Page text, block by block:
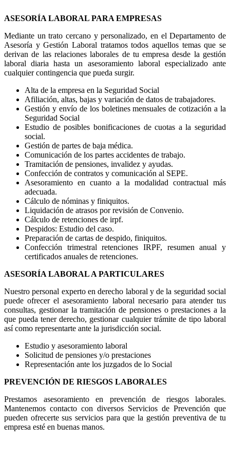
ASESORÍA LABORAL PARA EMPRESAS
Mediante un trato cercano y personalizado, en el Departamento de
Asesoría y Gestión Laboral tratamos todos aquellos temas que se
derivan de las relaciones laborales de tu empresa desde la gestión
laboral diaria hasta un asesoramiento laboral especializado ante
cualquier contingencia que pueda surgir.
Alta de la empresa en la Seguridad Social
Afiliación, altas, bajas y variación de datos de trabajadores.
Gestión y envío de los boletines mensuales de cotización a la
Seguridad Social
Estudio de posibles bonificaciones de cuotas a la seguridad
social.
Gestión de partes de baja médica.
Comunicación de los partes accidentes de trabajo.
Tramitación de pensiones, invalidez y ayudas.
Confección de contratos y comunicación al SEPE.
Asesoramiento en cuanto a la modalidad contractual más
adecuada.
Cálculo de nóminas y finiquitos.
Liquidación de atrasos por revisión de Convenio.
Cálculo de retenciones de irpf.
Despidos: Estudio del caso.
Preparación de cartas de despido, finiquitos.
Confección trimestral retenciones IRPF, resumen anual y
certificados anuales de retenciones.
ASESORÍA LABORAL A PARTICULARES
Nuestro personal experto en derecho laboral y de la seguridad social
puede ofrecer el asesoramiento laboral necesario para atender tus
consultas, gestionar la tramitación de pensiones o prestaciones a la
que pueda tener derecho, gestionar cualquier trámite de tipo laboral
así como representarte ante la jurisdicción social.
Estudio y asesoramiento laboral
Solicitud de pensiones y/o prestaciones
Representación ante los juzgados de lo Social
PREVENCIÓN DE RIESGOS LABORALES
Prestamos asesoramiento en prevención de riesgos laborales.
Mantenemos contacto con diversos Servicios de Prevención que
pueden ofrecerte sus servicios para que la gestión preventiva de tu
empresa esté en buenas manos.